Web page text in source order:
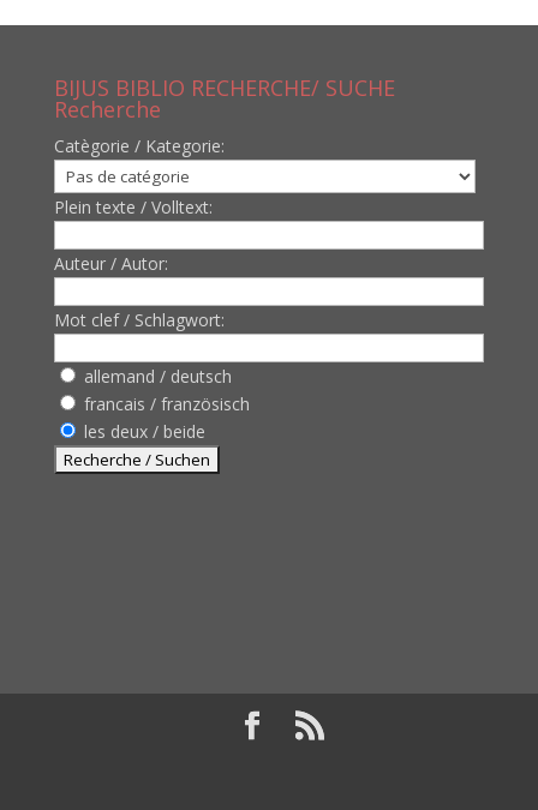
BIJUS BIBLIO RECHERCHE/ SUCHE
Recherche
Catègorie / Kategorie:
Plein texte / Volltext:
Auteur / Autor:
Mot clef / Schlagwort:
allemand / deutsch
francais / französisch
les deux / beide